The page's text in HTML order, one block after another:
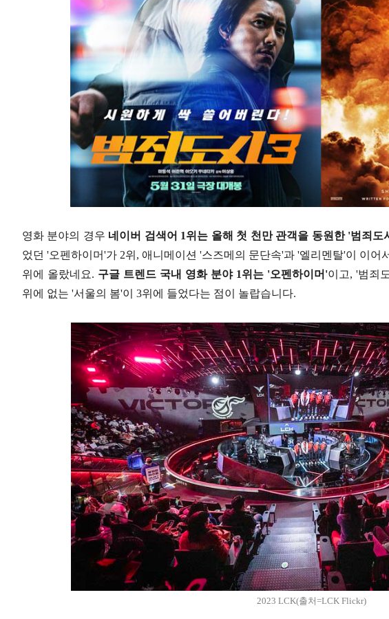
영화 분야의 경우 네이버 검색어 1위는 올해 첫 천만 관객을 동원한 '범죄도
었던 '오펜하이머'가 2위, 애니메이션 '스즈메의 문단속'과 '엘리멘탈'이 이어
위에 올랐네요. 구글 트렌드 국내 영화 분야 1위는 '오펜하이머'이고, '범죄
위에 없는 '서울의 봄'이 3위에 들었다는 점이 놀랍습니다.
2023 LCK(출처=LCK Flickr)